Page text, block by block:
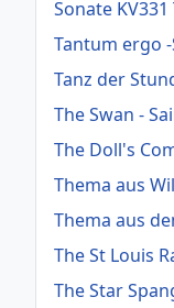
Sonate KV331
Tantum ergo
Tanz der
The Swan -
The Doll's
Thema aus
Thema aus
The St Louis
The Star